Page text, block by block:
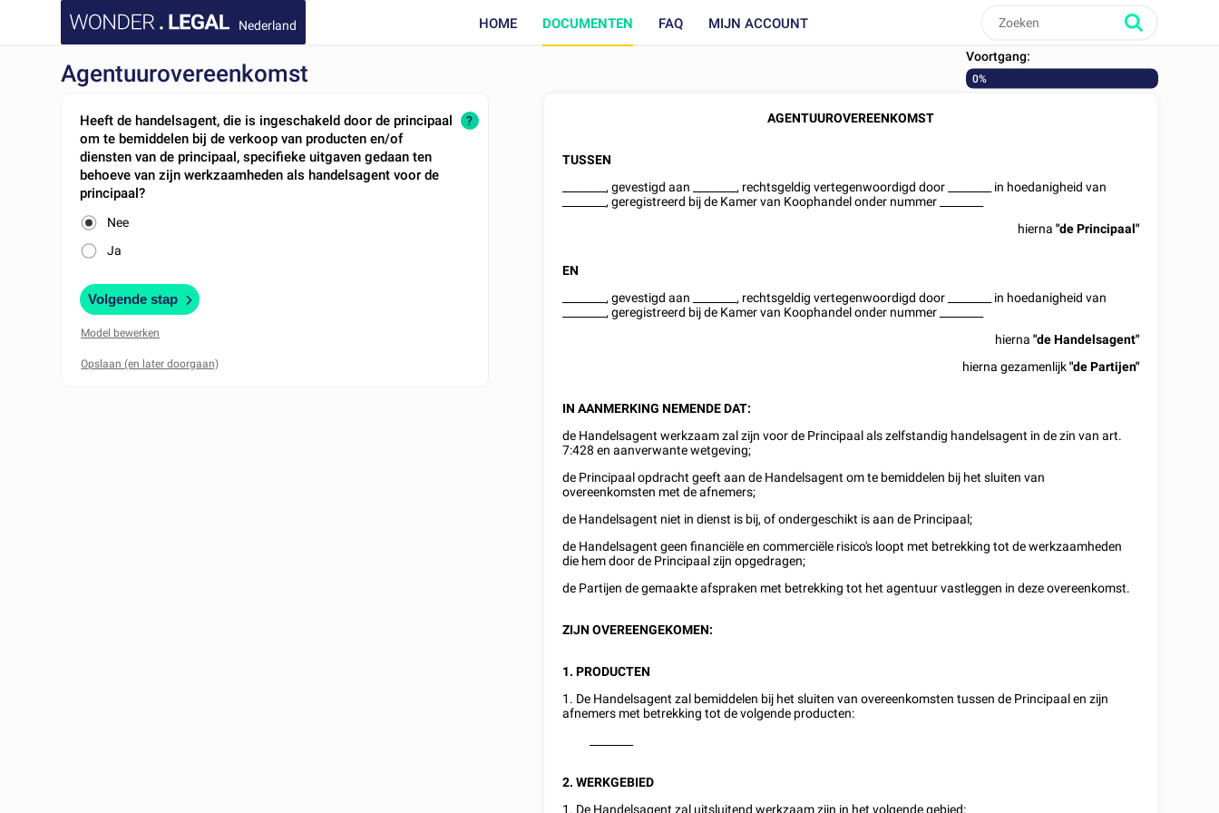
Nederland HOME DOCUMENTEN FAQ MIJN ACCOUNT
Agentuurovereenkomst
Voortgang:
0%
Heeft de handelsagent, die is ingeschakeld door de principaal
om te bemiddelen bij de verkoop van producten en/of
diensten van de principaal, specifieke uitgaven gedaan ten
behoeve van zijn werkzaamheden als handelsagent voor de
principaal?
Nee
Ja
?
Volgende stap
Model bewerken
AGENTUUROVEREENKOMST
TUSSEN
, gevestigd aan , rechtsgeldig vertegenwoordigd door
in hoedanigheid van
, geregistreerd bij de Kamer van Koophandel onder nummer
hierna "de Principaal"
EN
, gevestigd aan , rechtsgeldig vertegenwoordigd door
in hoedanigheid van
, geregistreerd bij de Kamer van Koophandel onder nummer
hierna "de Handelsagent"
hierna gezamenlijk"de Partijen"
IN AANMERKING NEMENDE DAT:
de Handelsagent werkzaam zal zijn voor de Principaal als zelfstandig handelsagent in de zin van art.
7:428 en aanverwante wetgeving;
de Principaal opdracht geeft aan de Handelsagent om te bemiddelen bij het sluiten van
overeenkomsten met de afnemers;
de Handelsagent niet in dienst is bij, of ondergeschikt is aan de Principaal;
de Handelsagent geen financiële en commerciële risico's loopt met betrekking tot de werkzaamheden
die hem door de Principaal zijn opgedragen;
de Partijen de gemaakte afspraken met betrekking tot het agentuur vastleggen in deze overeenkomst.
ZIJN OVEREENGEKOMEN:
1. PRODUCTEN
1. De Handelsagent zal bemiddelen bij het sluiten van overeenkomsten tussen de Principaal en zijn
afnemers met betrekking tot de volgende producten:
2. WERKGEBIED
1. De Handelsagent zal uitsluitend werkzaam zijn in het volgende gebied: